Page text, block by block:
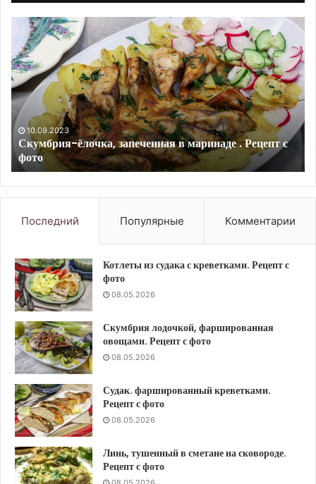
Картофельное
пюре
куркумой.
23.10.2021
Картофельное пюре с куркумой.
с
Последний Популярные Комментарии
Котлеты из судака с креветками. Рецепт с
фото
08.05.2026
Скумбрия лодочкой, фаршированная
овощами. Рецепт с фото
08.05.2026
Судак. фаршированный креветками.
Рецепт с фото
08.05.2026
Линь, тушенный в сметане на сковороде.
Рецепт с фото